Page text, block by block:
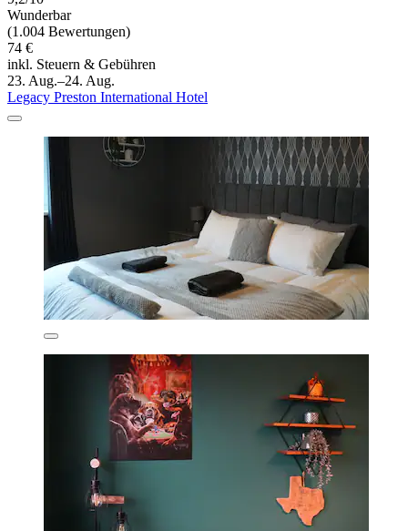
Wunderbar
(1.004 Bewertungen)
74 €
inkl. Steuern & Gebühren
23. Aug.–24. Aug.
Legacy Preston International Hotel